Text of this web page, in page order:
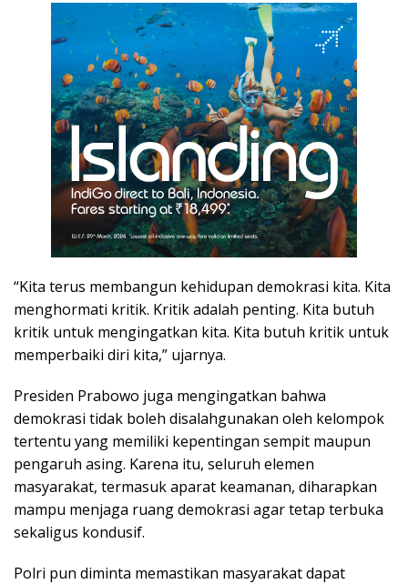
“Kita terus membangun kehidupan demokrasi kita. Kita
menghormati kritik. Kritik adalah penting. Kita butuh
kritik untuk mengingatkan kita. Kita butuh kritik untuk
memperbaiki diri kita,” ujarnya.
Presiden Prabowo juga mengingatkan bahwa
demokrasi tidak boleh disalahgunakan oleh kelompok
tertentu yang memiliki kepentingan sempit maupun
pengaruh asing. Karena itu, seluruh elemen
masyarakat, termasuk aparat keamanan, diharapkan
mampu menjaga ruang demokrasi agar tetap terbuka
sekaligus kondusif.
Polri pun diminta memastikan masyarakat dapat